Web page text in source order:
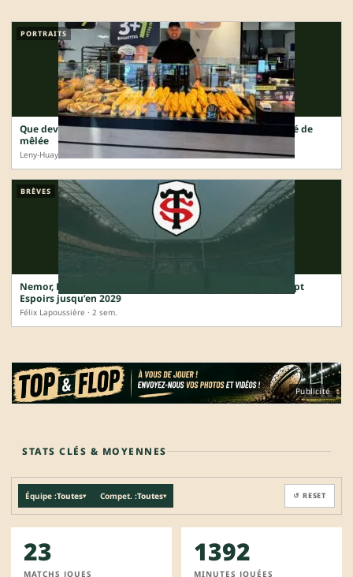
PORTRAITS
Que devient Rémy Martin ? L’ancien international a changé de
mêlée
Leny-Huayna TIBLE · 1 sem.
BRÈVES
Nemor, Portat, Vignères… le Stade Toulousain prolonge sept
Espoirs jusqu’en 2029
Félix Lapoussière · 2 sem.
Publicité
STATS CLÉS & MOYENNES
Équipe :Toutes▾ Compet. :Toutes▾ ↺ RESET
23
MATCHS JOUES
1392
MINUTES JOUÉES